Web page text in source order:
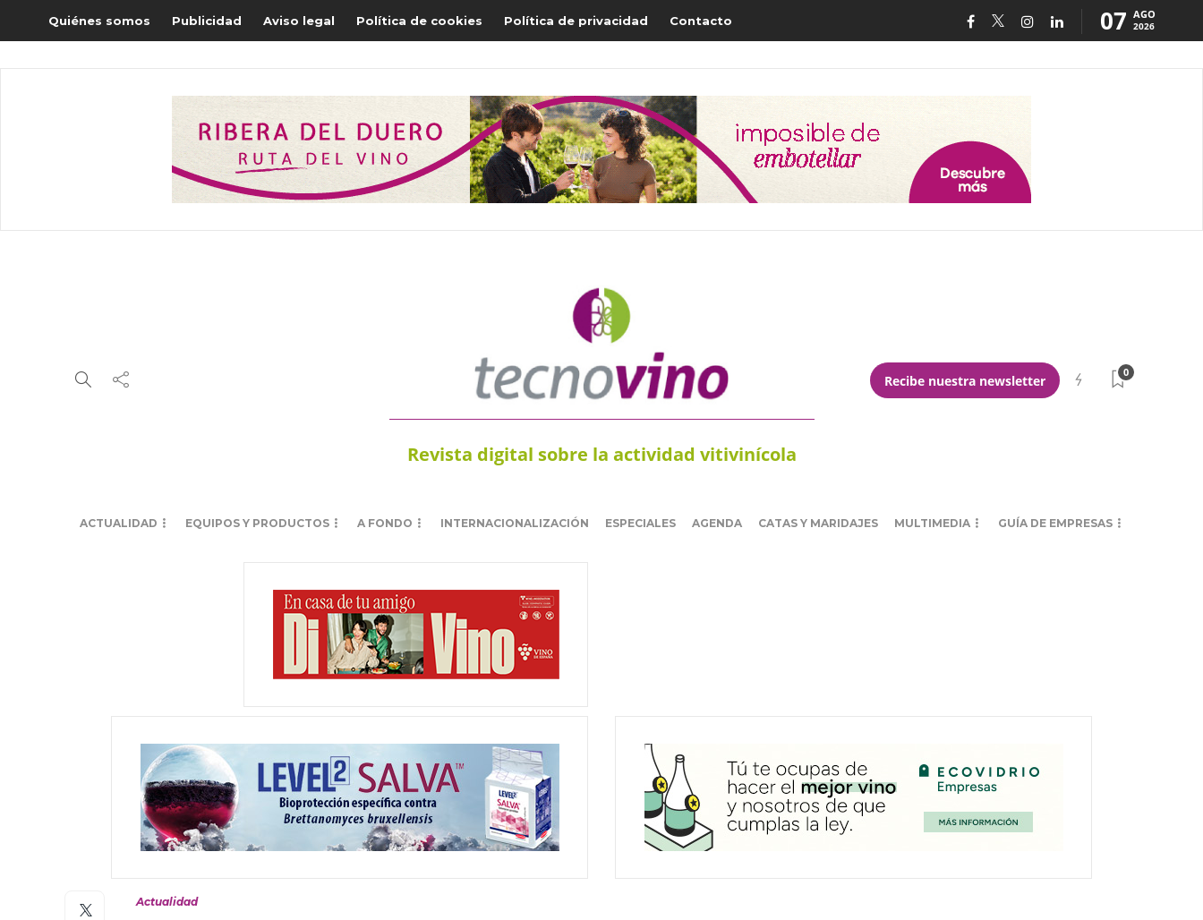
Quiénes somos Publicidad Aviso legal Política de cookies Política de privacidad Contacto 07 AGO
2026
Revista digital sobre la actividad vitivinícola
Recibe nuestra newsletter
0
ACTUALIDAD EQUIPOS Y PRODUCTOS A FONDO INTERNACIONALIZACIÓN ESPECIALES AGENDA CATAS Y MARIDAJES MULTIMEDIA GUÍA DE EMPRESAS
Actualidad